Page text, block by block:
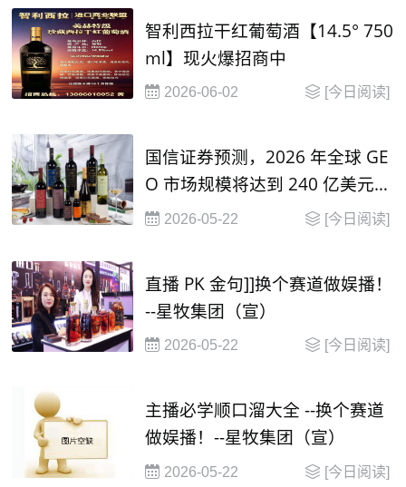
智利西拉干红葡萄酒【14.5° 750
ml】现火爆招商中
2026-06-02 [今日阅读]
国信证券预测，2026 年全球 GE
O 市场规模将达到 240 亿美元，
并在2030年有望达到 1000 亿美
2026-05-22 [今日阅读]
直播 PK 金句]]换个赛道做娱播！
--星牧集团（宣）
2026-05-22 [今日阅读]
主播必学顺口溜大全 --换个赛道
做娱播！--星牧集团（宣）
2026-05-22 [今日阅读]